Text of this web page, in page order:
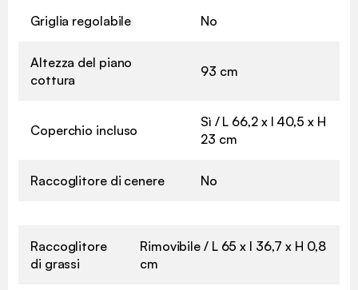
Griglia regolabile No
Altezza del piano
cottura
93 cm
Coperchio incluso
Sì / L 66,2 x l 40,5 x H
23 cm
Raccoglitore di cenere No
Raccoglitore
di grassi
Rimovibile / L 65 x l 36,7 x H 0,8
cm